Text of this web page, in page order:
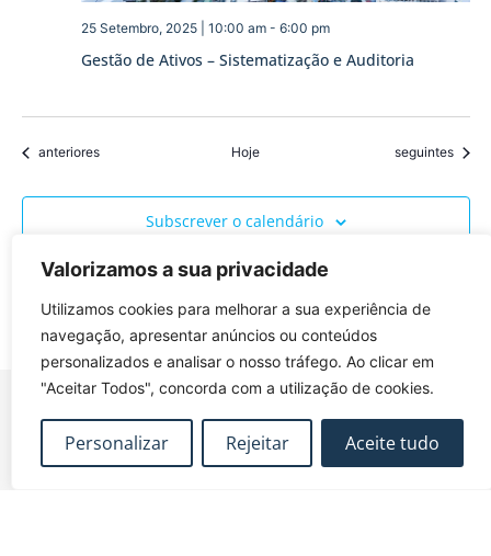
Valorizamos a sua privacidade
Utilizamos cookies para melhorar a sua experiência de
navegação, apresentar anúncios ou conteúdos
personalizados e analisar o nosso tráfego. Ao clicar em
"Aceitar Todos", concorda com a utilização de cookies.
Personalizar Rejeitar Aceite tudo
Gestão de Ativos – Sistematização e Auditoria
25 Setembro, 2025 | 10:00 am- 6:00 pm
Eventos
anteriores Hoje Eventos
seguintes
Subscrever o calendário